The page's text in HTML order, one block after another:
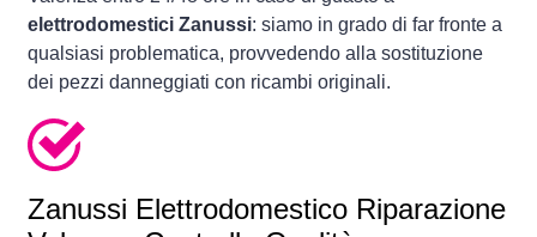
elettrodomestici Zanussi: siamo in grado di far fronte a
qualsiasi problematica, provvedendo alla sostituzione
dei pezzi danneggiati con ricambi originali.
Zanussi Elettrodomestico Riparazione